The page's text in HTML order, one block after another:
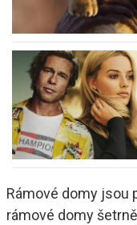
Rámové domy jsou
rámové domy